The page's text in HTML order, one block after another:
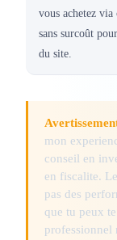
vous achetez via
sans surcoût
du site.
mon
conseil en
en fiscalite.
pas des
que tu peux
professionnel